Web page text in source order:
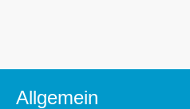
Allgemein